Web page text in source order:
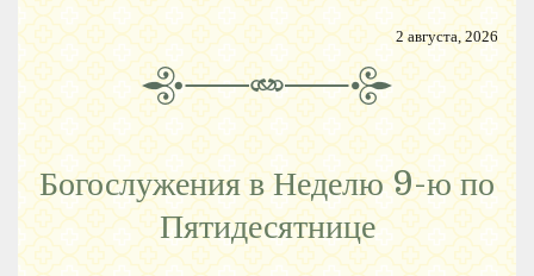
2 августа, 2026
Богослужения в Неделю 9-ю по
Пятидесятнице